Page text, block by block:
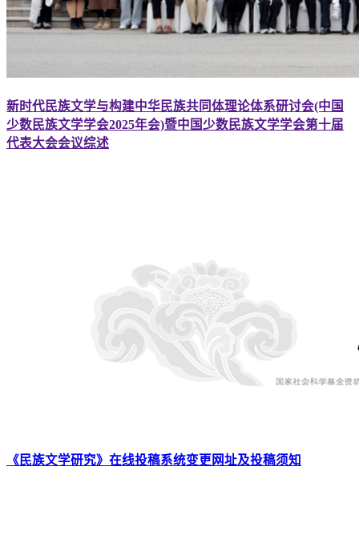
新时代民族文学与构建中华民族共同体理论体系研讨会(中国
少数民族文学学会2025年会)暨中国少数民族文学学会第十届
代表大会会议综述
《民族文学研究》在线投稿系统变更网址及投稿须知